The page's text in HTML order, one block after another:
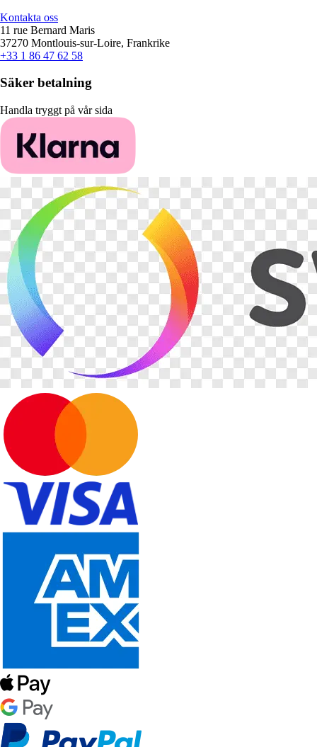
Kontakta oss
11 rue Bernard Maris
37270 Montlouis-sur-Loire, Frankrike
+33 1 86 47 62 58
Säker betalning
Handla tryggt på vår sida